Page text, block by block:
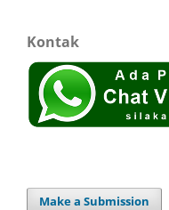
Kontak
Make a Submission